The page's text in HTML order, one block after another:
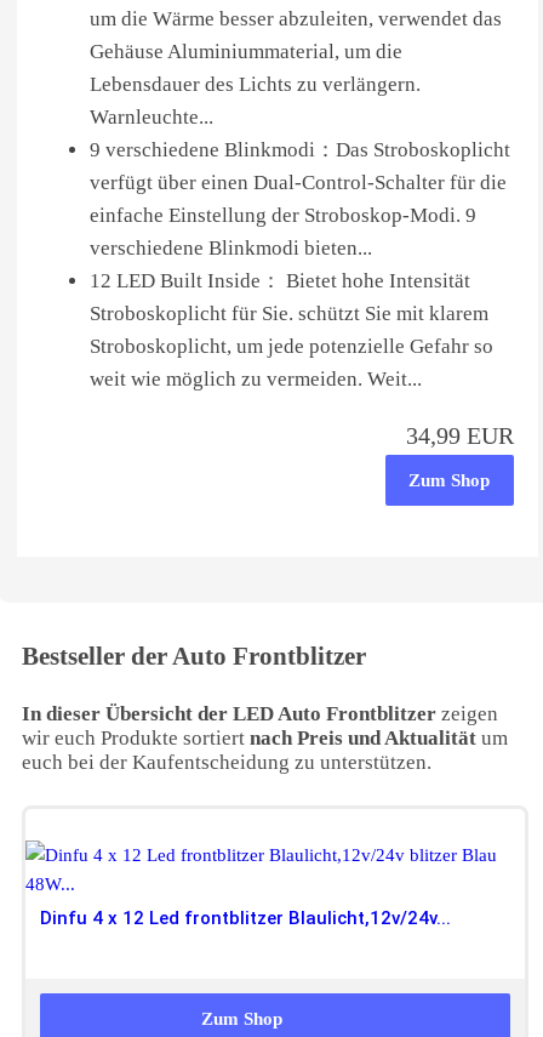
um die Wärme besser abzuleiten, verwendet das
Gehäuse Aluminiummaterial, um die
Lebensdauer des Lichts zu verlängern.
Warnleuchte...
9 verschiedene Blinkmodi：Das Stroboskoplicht
verfügt über einen Dual-Control-Schalter für die
einfache Einstellung der Stroboskop-Modi. 9
verschiedene Blinkmodi bieten...
12 LED Built Inside： Bietet hohe Intensität
Stroboskoplicht für Sie. schützt Sie mit klarem
Stroboskoplicht, um jede potenzielle Gefahr so
weit wie möglich zu vermeiden. Weit...
34,99 EUR
Zum Shop
Bestseller der Auto Frontblitzer
In dieser Übersicht der LED Auto Frontblitzer zeigen
wir euch Produkte sortiert nach Preis und Aktualität um
euch bei der Kaufentscheidung zu unterstützen.
Dinfu 4 x 12 Led frontblitzer Blaulicht,12v/24v...
Zum Shop